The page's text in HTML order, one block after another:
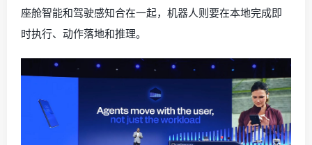
座舱智能和驾驶感知合在一起，机器人则要在本地完成即
时执行、动作落地和推理。